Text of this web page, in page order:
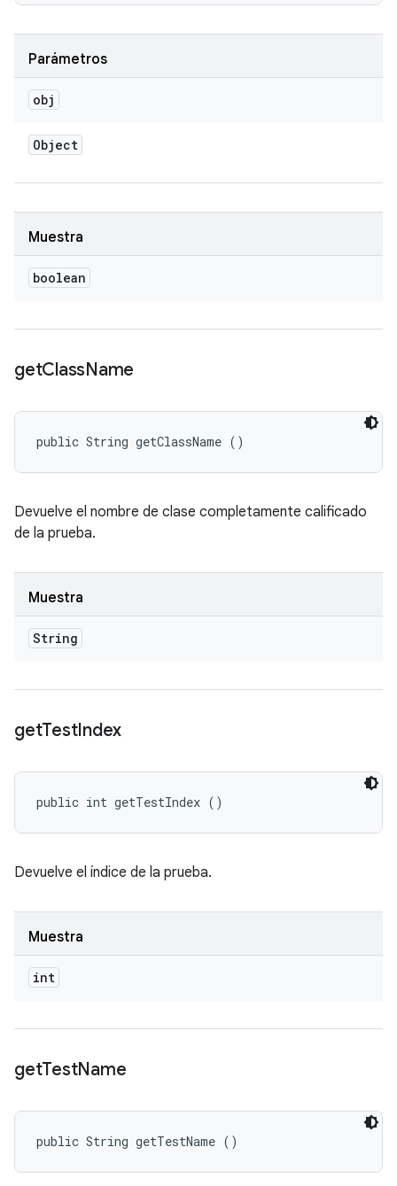
Parámetros
obj
Object
Muestra
boolean
getClassName
public String getClassName ()
Devuelve el nombre de clase completamente calificado
de la prueba.
Muestra
String
getTestIndex
public int getTestIndex ()
Devuelve el índice de la prueba.
Muestra
int
getTestName
public String getTestName ()